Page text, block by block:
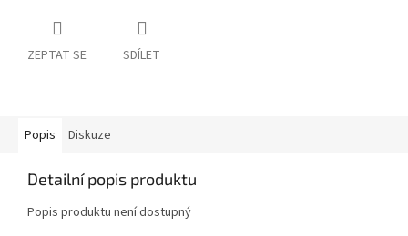
ZEPTAT SE SDÍLET
Popis Diskuze
Detailní popis produktu
Popis produktu není dostupný